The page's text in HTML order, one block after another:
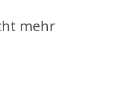
mehr